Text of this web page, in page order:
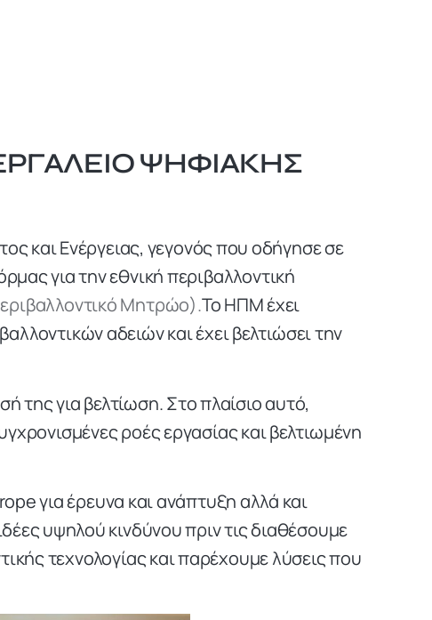
ΨΗΦΙΑΚΉΣ
και Ενέργειας, γεγονός που οδήγησε σε
για την εθνική περιβαλλοντική
Μητρώο).Το HΠM έχει
αδειών και έχει βελτιώσει την
της για βελτίωση. Στο πλαίσιο αυτό,
ροές εργασίας και βελτιωμένη
για έρευνα και ανάπτυξη αλλά και
υψηλού κινδύνου πριν τις διαθέσουμε
τεχνολογίας και παρέχουμε λύσεις που